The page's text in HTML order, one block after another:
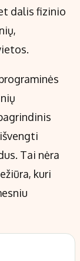
dalis fizinio
Tai nėra
kuri